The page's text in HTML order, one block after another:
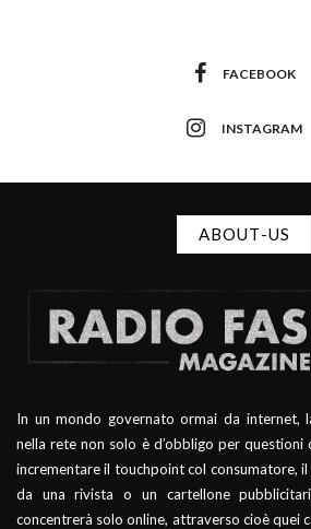
FACEBOOK
INSTAGRAM
ABOUT-US
In un mondo governato ormai da internet,
nella rete non solo è d’obbligo per questioni
incrementare il touchpoint col consumatore,
da una rivista o un cartellone
concentrerà solo online, attraverso cioè quei